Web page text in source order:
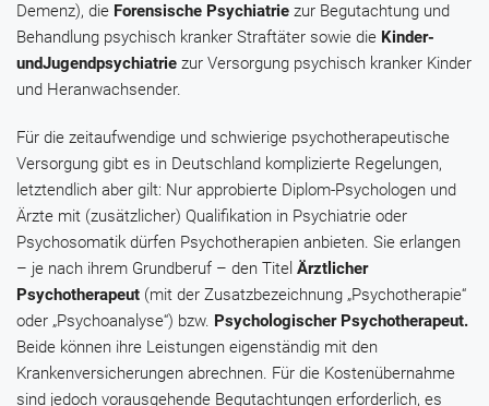
Demenz), die Forensische Psychiatrie zur Begutachtung und
Behandlung psychisch kranker Straftäter sowie die Kinder-
undJugendpsychiatrie zur Versorgung psychisch kranker Kinder
und Heranwachsender.
Für die zeitaufwendige und schwierige psychotherapeutische
Versorgung gibt es in Deutschland komplizierte Regelungen,
letztendlich aber gilt: Nur approbierte Diplom-Psychologen und
Ärzte mit (zusätzlicher) Qualifikation in Psychiatrie oder
Psychosomatik dürfen Psychotherapien anbieten. Sie erlangen
– je nach ihrem Grundberuf – den Titel Ärztlicher
Psychotherapeut (mit der Zusatzbezeichnung „Psychotherapie“
oder „Psychoanalyse“) bzw. Psychologischer Psychotherapeut.
Beide können ihre Leistungen eigenständig mit den
Krankenversicherungen abrechnen. Für die Kostenübernahme
sind jedoch vorausgehende Begutachtungen erforderlich, es